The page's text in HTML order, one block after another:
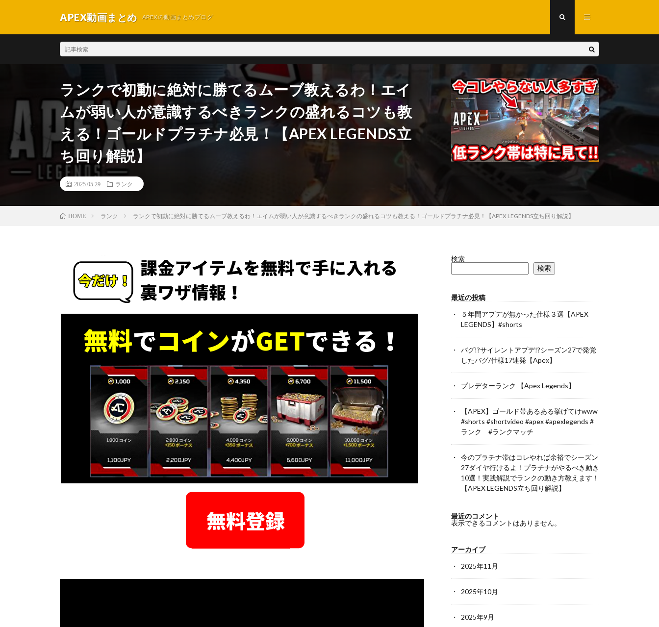
APEX動画まとめ APEXの動画まとめブログ
ランクで初動に絶対に勝てるムーブ教えるわ！エイ
ムが弱い人が意識するべきランクの盛れるコツも教
える！ゴールドプラチナ必見！【APEX LEGENDS立
ち回り解説】
2025.05.29 ランク
HOME ランク ランクで初動に絶対に勝てるムーブ教えるわ！エイムが弱い人が意識するべきランクの盛れるコツも教える！ゴールドプラチナ必見！【APEX LEGENDS立ち回り解説】
検索
検索
最近の投稿
５年間アプデが無かった仕様３選【APEX
LEGENDS】#shorts
バグ!?サイレントアプデ!?シーズン27で発覚
したバグ/仕様17連発【Apex】
プレデターランク 【Apex Legends】
【APEX】ゴールド帯あるある挙げてけwww
#shorts #shortvideo #apex #apexlegends #
ランク #ランクマッチ
今のプラチナ帯はコレやれば余裕でシーズン
27ダイヤ行けるよ！プラチナがやるべき動き
10選！実践解説でランクの動き方教えます！
【APEX LEGENDS立ち回り解説】
最近のコメント
表示できるコメントはありません。
アーカイブ
2025年11月
2025年10月
2025年9月